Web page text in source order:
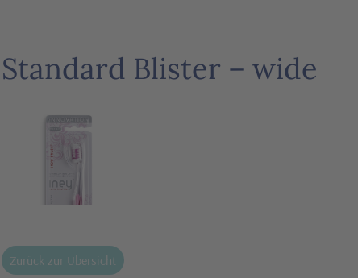
Standard Blister – wide
Zurück zur Übersicht